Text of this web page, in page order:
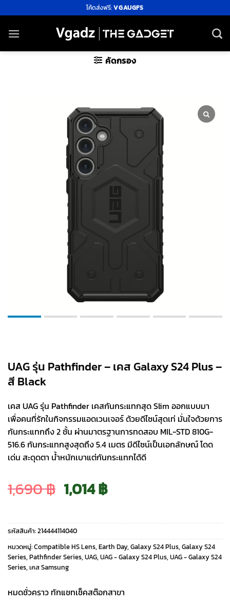
ไป
ยัง
โค้ดส่งฟรี:VGAUGFS
คัดกรอง
UAG รุ่น Pathfinder – เคส Galaxy S24 Plus –
สี Black
เคส UAG รุ่น Pathfinder เคสกันกระแทกสุด Slim ออกแบบมา
เพื่อคนที่รักในกิจกรรมแอดเวนเจอร์ ด้วยดีไซน์สุดเท่ มั่นใจด้วยการ
กันกระแทกถึง 2 ชั้น ผ่านมาตรฐานการทดสอบ MIL-STD 810G-
516.6 กันกระแทกสูงสุดถึง 5.4 เมตร มีดีไซน์เป็นเอกลักษณ์ โดด
เด่น สะดุดตา น้ำหนักเบาแต่กันกระแทกได้ดี
1,690฿ Original
price
was:
1,690 ฿.
1,014฿Current
price
is:
รหัสสินค้า:214444114040
หมวดหมู่:Compatible HS Lens, Earth Day, Galaxy S24 Plus, Galaxy S24
Series, Pathfinder Series, UAG, UAG - Galaxy S24 Plus, UAG - Galaxy S24
Series, เคส Samsung
หมดชั่วคราว ทักแชทเช็คสต๊อกสาขา